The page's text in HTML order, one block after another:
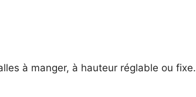
à manger, à hauteur réglable ou fixe.